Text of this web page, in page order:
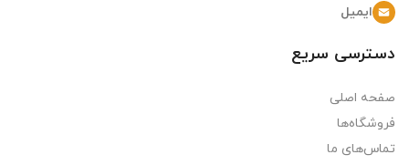
ایمیل
دسترسی سریع
صفحه اصلی
فروشگاه‌ها
تماس‌های ما